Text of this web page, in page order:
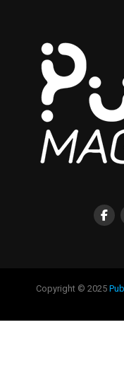
Copyright © 2025